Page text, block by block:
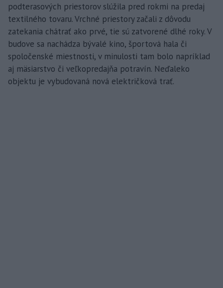
podterasových priestorov slúžila pred rokmi na predaj
textilného tovaru. Vrchné priestory začali z dôvodu
zatekania chátrať ako prvé, tie sú zatvorené dlhé roky. V
budove sa nachádza bývalé kino, športová hala či
spoločenské miestnosti, v minulosti tam bolo napríklad
aj mäsiarstvo či veľkopredajňa potravín. Neďaleko
objektu je vybudovaná nová električková trať.